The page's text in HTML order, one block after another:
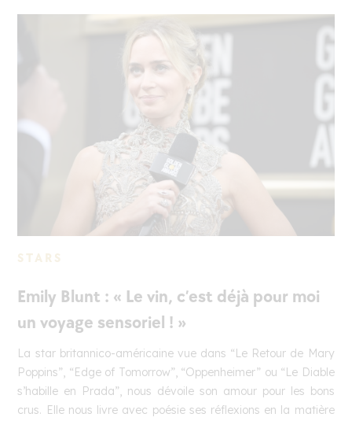
STARS
Emily Blunt : « Le vin, c’est déjà pour moi
un voyage sensoriel ! »
La star britannico-américaine vue dans “Le Retour de Mary
Poppins”, “Edge of Tomorrow”, “Oppenheimer” ou “Le Diable
s’habille en Prada”, nous dévoile son amour pour les bons
crus. Elle nous livre avec poésie ses réflexions en la matière